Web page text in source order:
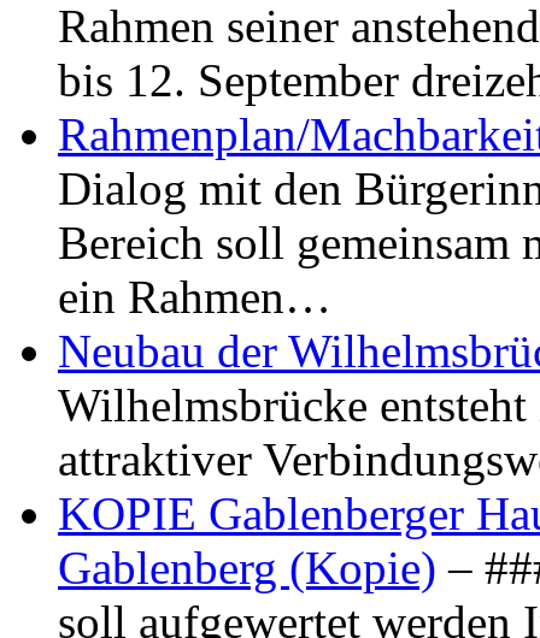
Rahmen seiner
bis 12. September
Rahmenplan/
Dialog mit den
Bereich soll gemeinsam
ein Rahmen…
Neubau der
Wilhelmsbrücke
attraktiver
KOPIE Gablenberger
Gablenberg (Kopie) –
soll aufgewertet werden